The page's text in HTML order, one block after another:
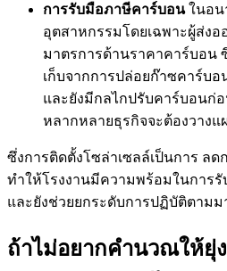
การรับมือภาษีคาร์บอนในอน
อุตสาหกรรมโดยเฉพาะผู้ส่งอ
มาตรการด้านราคาคาร์บอน
เก็บจากการปล่อยก๊าซคาร์บ
และยังมีกลไกปรับคาร์บอนก่
หลากหลายธุรกิจจะต้องวางแ
ซึ่งการติดตั้งโซล่าเซลล์เป็นการ ล
ทำให้โรงงานมีความพร้อมในการ
และยังช่วยยกระดับการปฏิบัติตามม
ถ้าไม่อยากคำนวณให้ยุ่